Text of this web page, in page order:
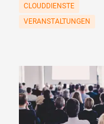
CLOUDDIENSTE
VERANSTALTUNGEN